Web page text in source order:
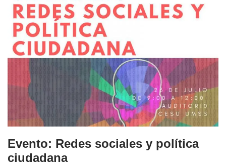
Evento: Redes sociales y política
ciudadana